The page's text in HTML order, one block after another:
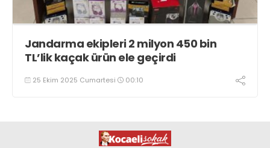
Jandarma ekipleri 2 milyon 450 bin
TL’lik kaçak ürün ele geçirdi
25 Ekim 2025 Cumartesi 00:10